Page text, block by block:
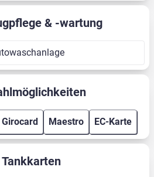
& -wartung
Girocard Maestro EC-Karte
Tankkarten